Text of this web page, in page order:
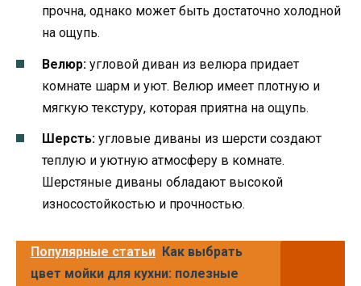
прочна, однако может быть достаточно холодной
на ощупь.
Велюр: угловой диван из велюра придает
комнате шарм и уют. Велюр имеет плотную и
мягкую текстуру, которая приятна на ощупь.
Шерсть: угловые диваны из шерсти создают
теплую и уютную атмосферу в комнате.
Шерстяные диваны обладают высокой
износостойкостью и прочностью.
Популярные статьи Как выбрать
цвет мойки для кухни: полезные